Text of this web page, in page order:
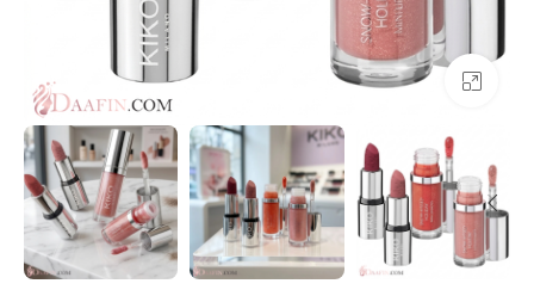
بزرگنمایی تصویر